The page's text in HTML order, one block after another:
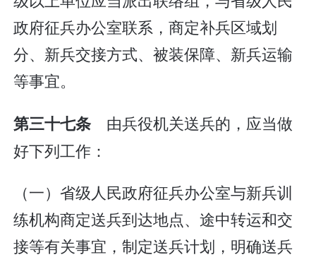
政府征兵办公室联系，商定补兵区域划
分、新兵交接方式、被装保障、新兵运输
等事宜。
第三十七条 由兵役机关送兵的，应当做
好下列工作：
（一）省级人民政府征兵办公室与新兵训
练机构商定送兵到达地点、途中转运和交
接等有关事宜，制定送兵计划，明确送兵